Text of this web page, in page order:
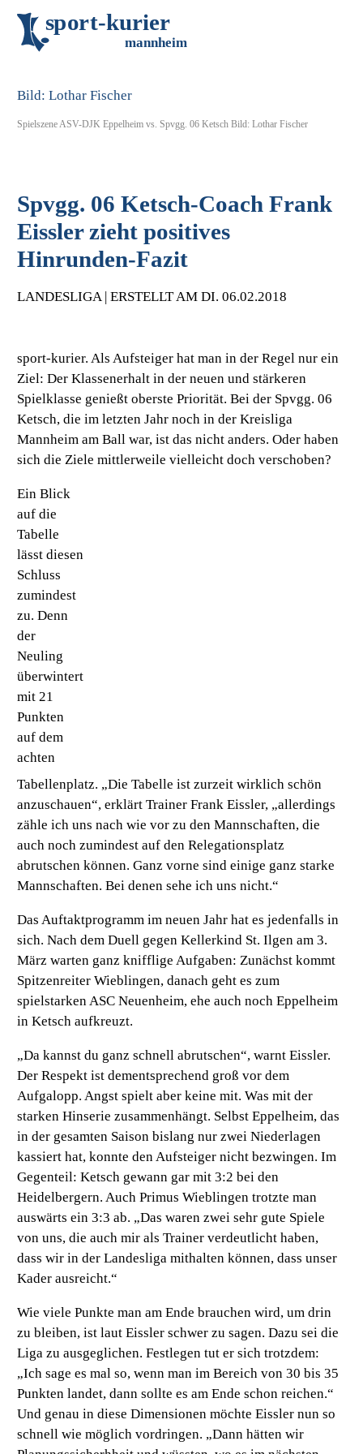
sport-kurier
mannheim
Spielszene ASV-DJK Eppelheim vs. Spvgg. 06 Ketsch Bild: Lothar Fischer
Spvgg. 06 Ketsch-Coach Frank
Eissler zieht positives
Hinrunden-Fazit
LANDESLIGA | ERSTELLT AM DI. 06.02.2018
sport-kurier. Als Aufsteiger hat man in der Regel nur ein
Ziel: Der Klassenerhalt in der neuen und stärkeren
Spielklasse genießt oberste Priorität. Bei der Spvgg. 06
Ketsch, die im letzten Jahr noch in der Kreisliga
Mannheim am Ball war, ist das nicht anders. Oder haben
sich die Ziele mittlerweile vielleicht doch verschoben?
Ein Blick
auf die
Tabelle
lässt diesen
Schluss
zumindest
zu. Denn
der
Neuling
überwintert
mit 21
Punkten
auf dem
achten
Tabellenplatz. „Die Tabelle ist zurzeit wirklich schön
anzuschauen“, erklärt Trainer Frank Eissler, „allerdings
zähle ich uns nach wie vor zu den Mannschaften, die
auch noch zumindest auf den Relegationsplatz
abrutschen können. Ganz vorne sind einige ganz starke
Mannschaften. Bei denen sehe ich uns nicht.“
Das Auftaktprogramm im neuen Jahr hat es jedenfalls in
sich. Nach dem Duell gegen Kellerkind St. Ilgen am 3.
März warten ganz knifflige Aufgaben: Zunächst kommt
Spitzenreiter Wieblingen, danach geht es zum
spielstarken ASC Neuenheim, ehe auch noch Eppelheim
in Ketsch aufkreuzt.
„Da kannst du ganz schnell abrutschen“, warnt Eissler.
Der Respekt ist dementsprechend groß vor dem
Aufgalopp. Angst spielt aber keine mit. Was mit der
starken Hinserie zusammenhängt. Selbst Eppelheim, das
in der gesamten Saison bislang nur zwei Niederlagen
kassiert hat, konnte den Aufsteiger nicht bezwingen. Im
Gegenteil: Ketsch gewann gar mit 3:2 bei den
Heidelbergern. Auch Primus Wieblingen trotzte man
auswärts ein 3:3 ab. „Das waren zwei sehr gute Spiele
von uns, die auch mir als Trainer verdeutlicht haben,
dass wir in der Landesliga mithalten können, dass unser
Kader ausreicht.“
Wie viele Punkte man am Ende brauchen wird, um drin
zu bleiben, ist laut Eissler schwer zu sagen. Dazu sei die
Liga zu ausgeglichen. Festlegen tut er sich trotzdem:
„Ich sage es mal so, wenn man im Bereich von 30 bis 35
Punkten landet, dann sollte es am Ende schon reichen.“
Und genau in diese Dimensionen möchte Eissler nun so
schnell wie möglich vordringen. „Dann hätten wir